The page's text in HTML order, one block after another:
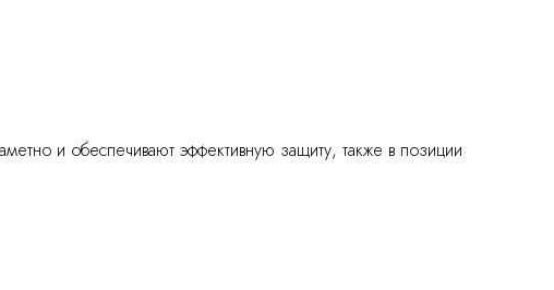
и обеспечивают эффективную защиту, также в позиции